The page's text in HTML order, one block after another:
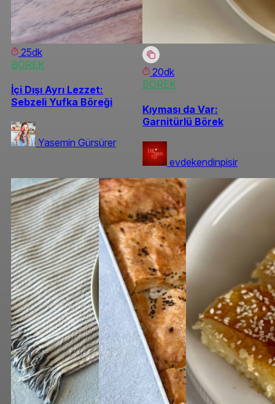
25dk
BÖREK
İçi Dışı Ayrı Lezzet:
Sebzeli Yufka Böreği
Yasemin Gürsürer
20dk
BÖREK
Kıyması da Var:
Garnitürlü Börek
evdekendinpisir